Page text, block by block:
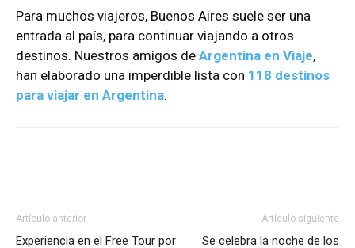
Para muchos viajeros, Buenos Aires suele ser una
entrada al país, para continuar viajando a otros
destinos. Nuestros amigos de Argentina en Viaje,
han elaborado una imperdible lista con 118 destinos
para viajar en Argentina.
Artículo anterior
Experiencia en el Free Tour por
Artículo siguiente
Se celebra la noche de los